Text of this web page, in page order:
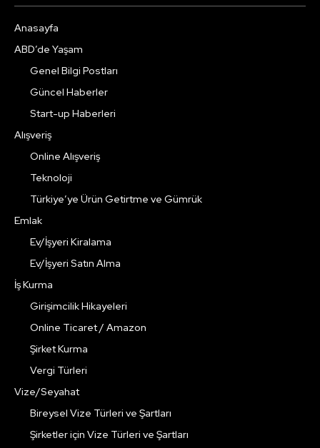
Anasayfa
ABD’de Yaşam
Genel Bilgi Postları
Güncel Haberler
Start-up Haberleri
Alışveriş
Online Alışveriş
Teknoloji
Türkiye’ye Ürün Getirtme ve Gümrük
Emlak
Ev/İşyeri Kiralama
Ev/İşyeri Satın Alma
İş Kurma
Girişimcilik Hikayeleri
Online Ticaret / Amazon
Şirket Kurma
Vergi Türleri
Vize/Seyahat
Bireysel Vize Türleri ve Şartları
Şirketler için Vize Türleri ve Şartları